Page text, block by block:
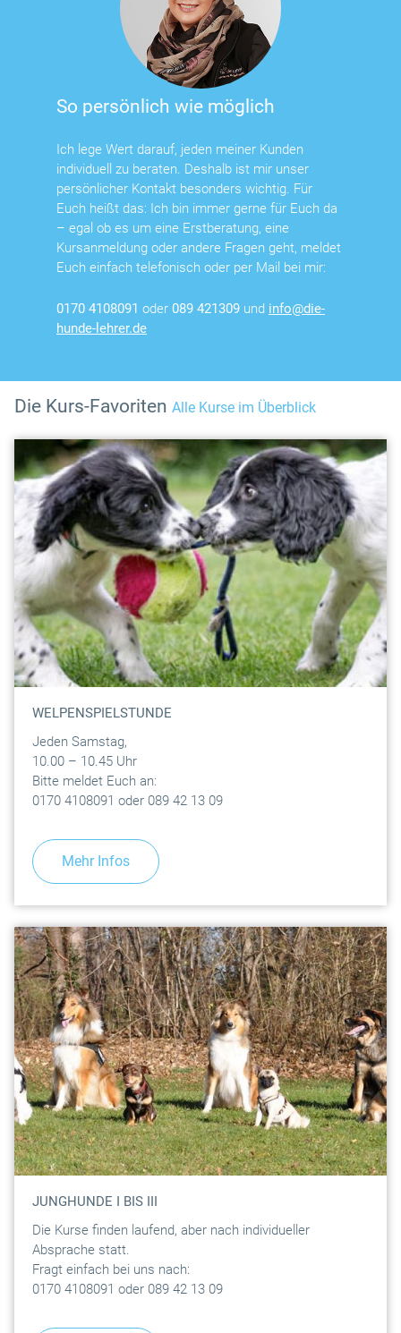
So persönlich wie möglich
Ich lege Wert darauf, jeden meiner Kunden
individuell zu beraten. Deshalb ist mir unser
persönlicher Kontakt besonders wichtig. Für
Euch heißt das: Ich bin immer gerne für Euch da
– egal ob es um eine Erstberatung, eine
Kursanmeldung oder andere Fragen geht, meldet
Euch einfach telefonisch oder per Mail bei mir:
0170 4108091 oder 089 421309 und info@die-
hunde-lehrer.de
Die Kurs-Favoriten Alle Kurse im Überblick
WELPENSPIELSTUNDE
Jeden Samstag,
10.00 – 10.45 Uhr
Bitte meldet Euch an:
0170 4108091 oder 089 42 13 09
Mehr Infos
JUNGHUNDE I BIS III
Die Kurse finden laufend, aber nach individueller
Absprache statt.
Fragt einfach bei uns nach:
0170 4108091 oder 089 42 13 09